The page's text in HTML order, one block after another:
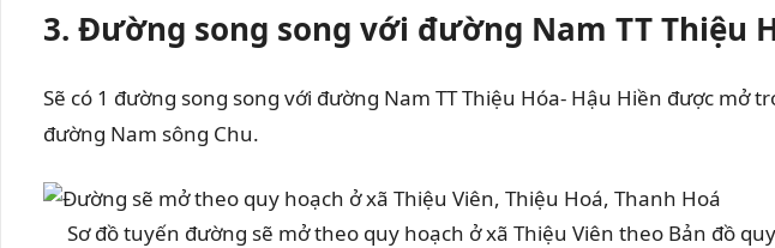
3. Đường song song với đường Nam TT Thiệu
Sẽ có 1 đường song song với đường Nam TT Thiệu Hóa- Hậu Hiền được mở
đường Nam sông Chu.
Sơ đồ tuyến đường sẽ mở theo quy hoạch ở xã Thiệu Viên theo Bản